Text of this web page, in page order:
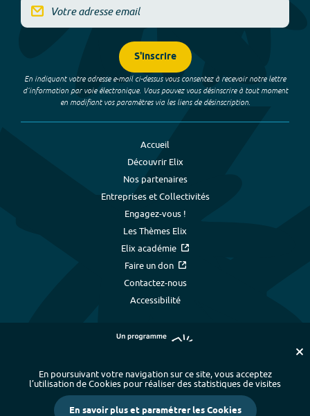
S'inscrire
En indiquant votre adresse e-mail ci-dessus vous consentez à recevoir notre lettre
d’information par voie électronique. Vous pouvez vous désinscrire à tout moment
en modifiant vos paramètres via les liens de désinscription.
Accueil
Découvrir Elix
Nos partenaires
Entreprises et Collectivités
Engagez-vous !
Les Thèmes Elix
Elix académie
Faire un don
Contactez-nous
Accessibilité
Plan du site - Index alphabétique
-
Mentions légales et données personnelles
- Paramétrer les cookies
En poursuivant votre navigation sur ce site, vous acceptez
l’utilisation de Cookies pour réaliser des statistiques de visites
En savoir plus et paramétrer les Cookies